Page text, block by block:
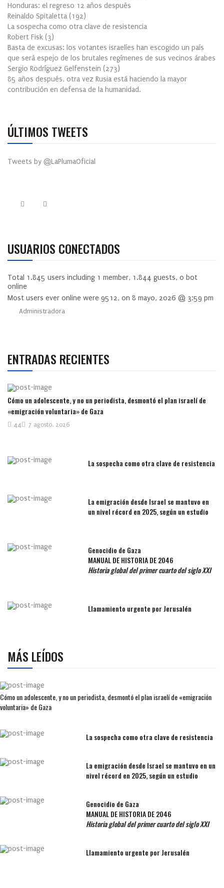
Honduras: el regreso 12 años después
Reinaldo Spitaletta (192)
La sospecha como otra clave de resistencia
Robert Fisk (3)
Basta de excusas: los votantes israelíes han escogido un país
que será espejo de los brutales regímenes de sus vecinos árabes
Sergio Rodríguez Gelfenstein (273)
85 años después, otra vez Rusia está haciendo la mayor
contribución en defensa de la humanidad.
ÚLTIMOS TWEETS
Tweets by @LaPlumaOficial
USUARIOS CONECTADOS
Total 1.845 users including 1 member, 1.844 guests, 0 bot
online
Most users ever online were 9512, on 8 mayo, 2026 @ 3:59 pm
Administradora
ENTRADAS RECIENTES
Cómo un adolescente, y no un periodista, desmontó el plan israelí de
«emigración voluntaria» de Gaza
7 agosto, 2026
44
La sospecha como otra clave de resistencia
La emigración desde Israel se mantuvo en
un nivel récord en 2025, según un estudio
Genocidio de Gaza
MANUAL DE HISTORIA DE 2046
Historia global del primer cuarto del siglo XXI
Llamamiento urgente por Jerusalén
MÁS LEÍDOS
Cómo un adolescente, y no un periodista, desmontó el plan israelí de «emigración
voluntaria» de Gaza
La sospecha como otra clave de resistencia
La emigración desde Israel se mantuvo en un
nivel récord en 2025, según un estudio
Genocidio de Gaza
MANUAL DE HISTORIA DE 2046
Historia global del primer cuarto del siglo XXI
Llamamiento urgente por Jerusalén